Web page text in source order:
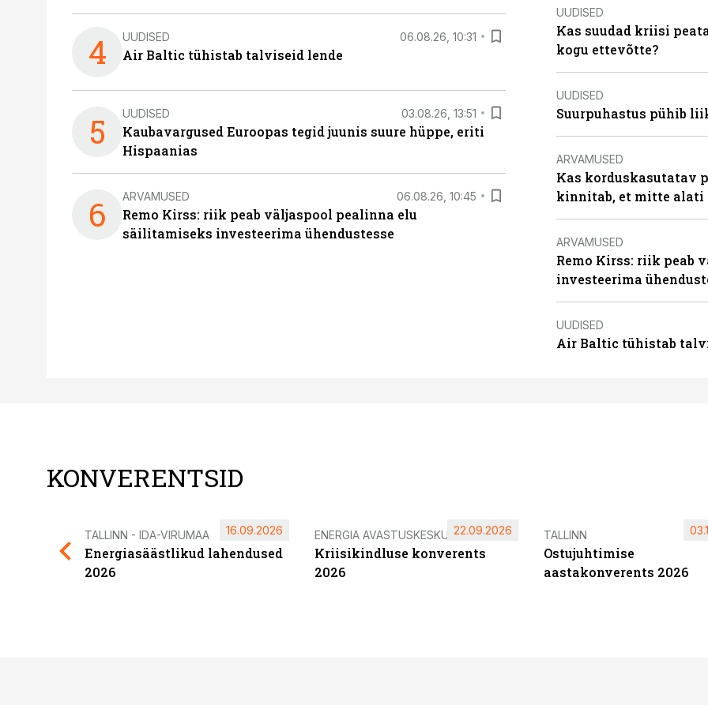
4 UUDISED 06.08.26, 10:31
Air Baltic tühistab talviseid lende
5 UUDISED 03.08.26, 13:51
Kaubavargused Euroopas tegid juunis suure hüppe, eriti
Hispaanias
6 ARVAMUSED 06.08.26, 10:45
Remo Kirss: riik peab väljaspool pealinna elu
säilitamiseks investeerima ühendustesse
UUDISED
Kas suudad kriisi
kogu ettevõtte?
UUDISED
Suurpuhastus pühib
ARVAMUSED
Kas korduskasutatav
kinnitab, et mitte alati
ARVAMUSED
Remo Kirss: riik peab
investeerima
UUDISED
Air Baltic tühistab
KONVERENTSID
TALLINN - IDA-VIRUMAA
Energiasäästlikud lahendused
2026
16.09.2026 ENERGIA AVASTUSKESKUS
Kriisikindluse konverents
2026
22.09.2026 TALLINN
Ostujuhtimise
aastakonverents 2026